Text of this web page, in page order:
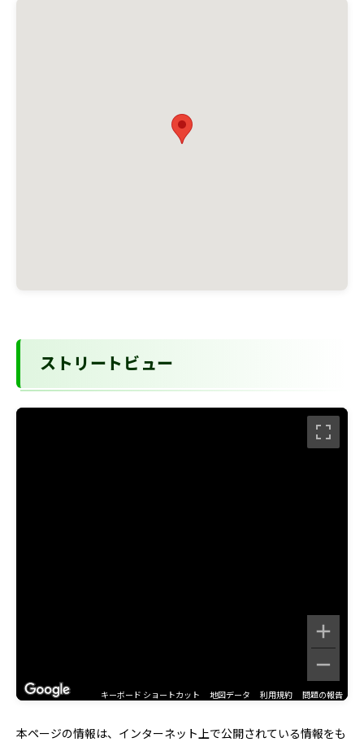
ストリートビュー
キーボード ショートカット 地図データ 利用規約 問題の報告
本ページの情報は、インターネット上で公開されている情報をも